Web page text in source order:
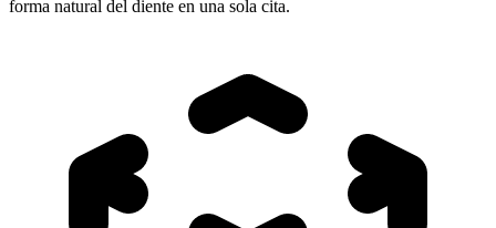
forma natural del diente en una sola cita.